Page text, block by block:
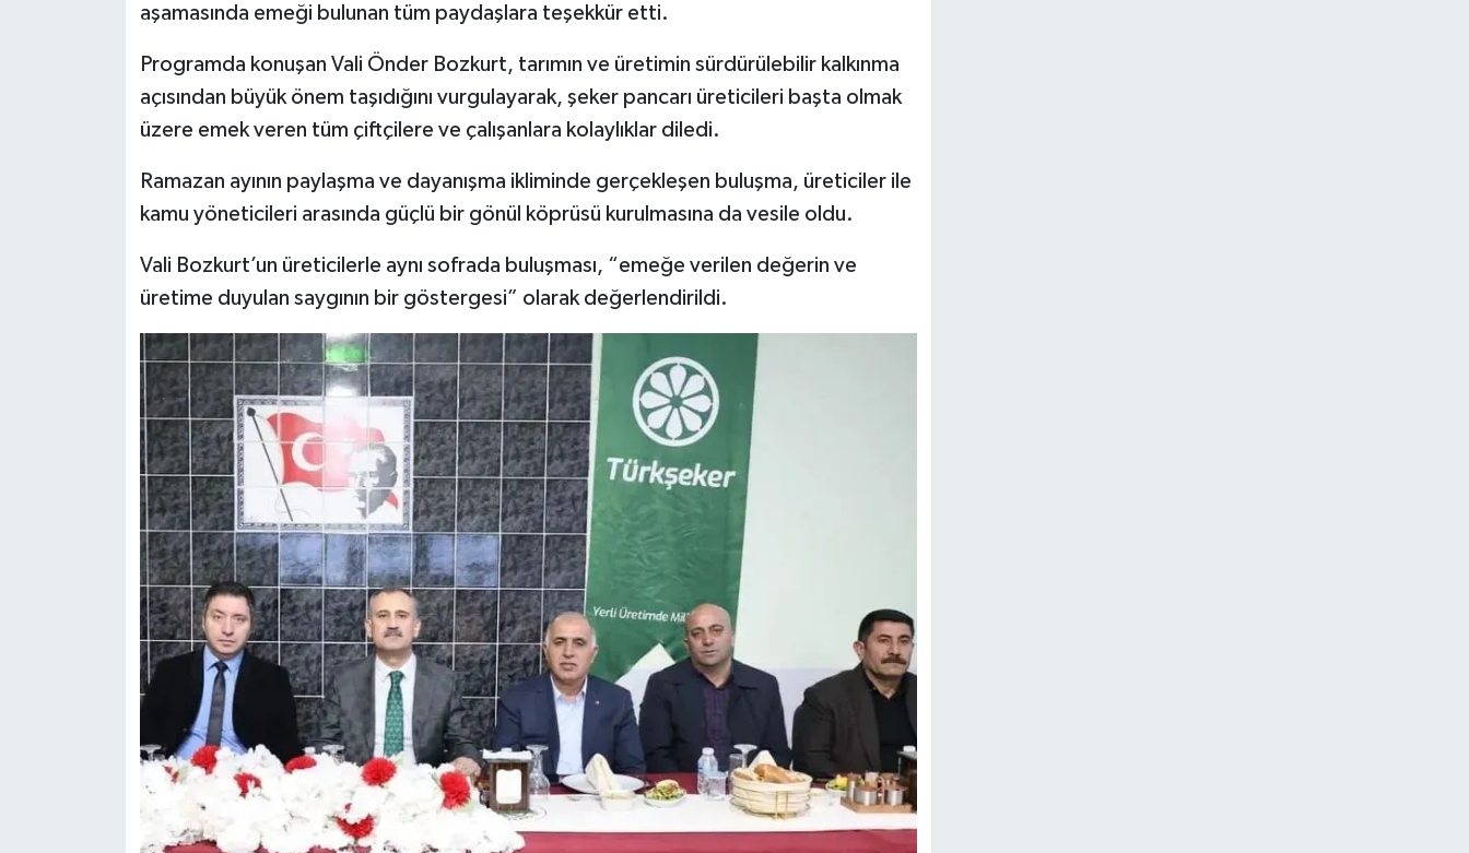
aşamasında emeği bulunan tüm paydaşlara teşekkür etti.
Programda konuşan Vali Önder Bozkurt, tarımın ve üretimin sürdürülebilir kalkınma
açısından büyük önem taşıdığını vurgulayarak, şeker pancarı üreticileri başta olmak
üzere emek veren tüm çiftçilere ve çalışanlara kolaylıklar diledi.
Ramazan ayının paylaşma ve dayanışma ikliminde gerçekleşen buluşma, üreticiler ile
kamu yöneticileri arasında güçlü bir gönül köprüsü kurulmasına da vesile oldu.
Vali Bozkurt’un üreticilerle aynı sofrada buluşması, “emeğe verilen değerin ve
üretime duyulan saygının bir göstergesi” olarak değerlendirildi.